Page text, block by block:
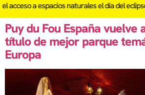
acceso a espacios naturales el día del
Puy du Fou España vuelve
título de mejor parque
Europa